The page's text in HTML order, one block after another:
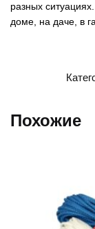
разных
доме, на даче, в
Похожие